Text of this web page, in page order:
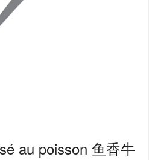
au poisson 鱼香牛